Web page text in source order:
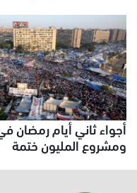
أجواء ثاني أيام رمضان
ومشروع المليون ختمة